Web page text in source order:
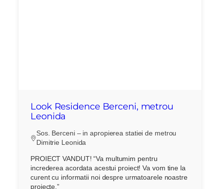
Look Residence Berceni, metrou
Leonida
Sos. Berceni – in apropierea statiei de metrou
Dimitrie Leonida
PROIECT VANDUT! “Va multumim pentru
increderea acordata acestui proiect! Va vom tine la
curent cu informatii noi despre urmatoarele noastre
proiecte.”